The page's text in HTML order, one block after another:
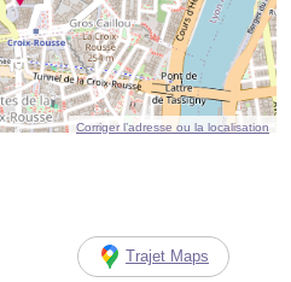
Corriger l’adresse ou la localisation
Trajet Maps